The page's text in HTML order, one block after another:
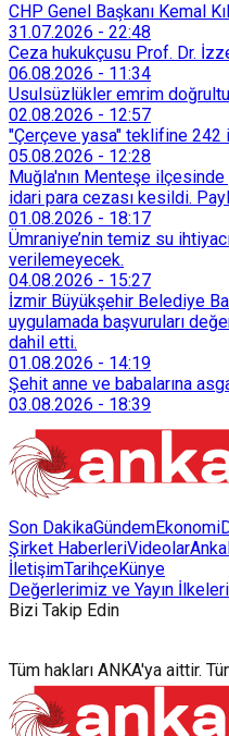
CHP Genel Başkanı Kemal
31.07.2026 - 22:48
Ceza hukukçusu Prof. Dr.
06.08.2026 - 11:34
Usulsüzlükler emrim
02.08.2026 - 12:57
"Çerçeve yasa" teklifine 242
05.08.2026 - 12:28
Muğla'nın Menteşe
idari para cezası kesildi.
01.08.2026 - 18:17
Ümraniye’nin temiz su
verilemeyecek.
04.08.2026 - 15:27
İzmir Büyükşehir Belediye
uygulamada başvuruları
dahil etti.
01.08.2026 - 14:19
Şehit anne ve babalarına
03.08.2026 - 18:39
Son DakikaGündemEkonomi
Şirket HaberleriVideolar
İletişimTarihçeKünye
Değerlerimiz ve Yayın
Bizi Takip Edin
Tüm hakları ANKA'ya aittir.